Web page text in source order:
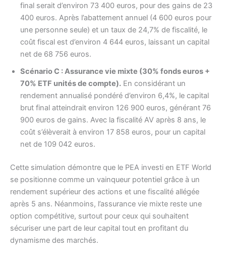
final serait d’environ 73 400 euros, pour des gains de 23
400 euros. Après l’abattement annuel (4 600 euros pour
une personne seule) et un taux de 24,7% de fiscalité, le
coût fiscal est d’environ 4 644 euros, laissant un capital
net de 68 756 euros.
Scénario C : Assurance vie mixte (30% fonds euros +
70% ETF unités de compte). En considérant un
rendement annualisé pondéré d’environ 6,4%, le capital
brut final atteindrait environ 126 900 euros, générant 76
900 euros de gains. Avec la fiscalité AV après 8 ans, le
coût s’élèverait à environ 17 858 euros, pour un capital
net de 109 042 euros.
Cette simulation démontre que le PEA investi en ETF World
se positionne comme un vainqueur potentiel grâce à un
rendement supérieur des actions et une fiscalité allégée
après 5 ans. Néanmoins, l’assurance vie mixte reste une
option compétitive, surtout pour ceux qui souhaitent
sécuriser une part de leur capital tout en profitant du
dynamisme des marchés.